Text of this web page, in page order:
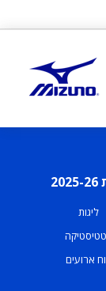
26
ליגות
ארועים